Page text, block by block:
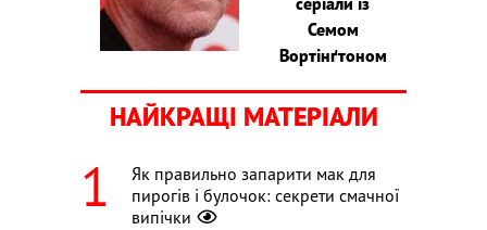
Семом
Вортінґтоном
НАЙКРАЩІ МАТЕРІАЛИ
Як правильно запарити мак для
пирогів і булочок: секрети смачної
випічки